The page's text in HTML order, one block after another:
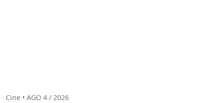
Cine • AGO 4 / 2026